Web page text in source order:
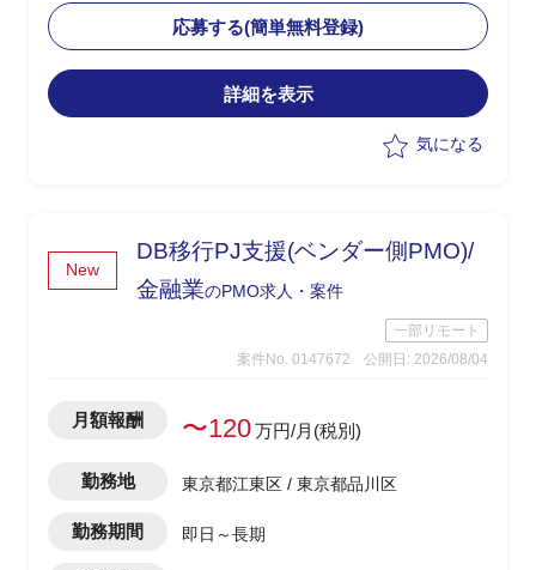
-移行方式検討/本番移行対策の立案
-移行ツール作成に関する計画策定/推進
-移行リハーサル～移行本番～移行後支
援までの全体推進
応募する(簡単無料登録)
詳細を表示
気になる
New
DB移行PJ支援(ベンダー側PMO)/
金融業のPMO求人・案件
一部リモート
案件No. 0147672
公開日: 2026/08/04
月額報酬 〜120万円/月(税別)
勤務地 東京都江東区 / 東京都品川区
勤務期間 即日～長期